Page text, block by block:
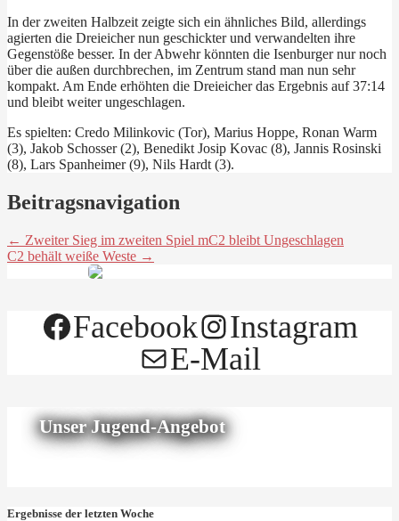
In der zweiten Halbzeit zeigte sich ein ähnliches Bild, allerdings
agierten die Dreieicher nun geschickter und verwandelten ihre
Gegenstöße besser. In der Abwehr könnten die Isenburger nur noch
über die außen durchbrechen, im Zentrum stand man nun sehr
kompakt. Am Ende erhöhten die Dreieicher das Ergebnis auf 37:14
und bleibt weiter ungeschlagen.
Es spielten: Credo Milinkovic (Tor), Marius Hoppe, Ronan Warm
(3), Jakob Schosser (2), Benedikt Josip Kovac (8), Jannis Rosinski
(8), Lars Spanheimer (9), Nils Hardt (3).
Beitragsnavigation
← Zweiter Sieg im zweiten Spiel mC2 bleibt Ungeschlagen
C2 behält weiße Weste →
Facebook
Instagram
E-Mail
Unser Jugend-Angebot
Ergebnisse der letzten Woche